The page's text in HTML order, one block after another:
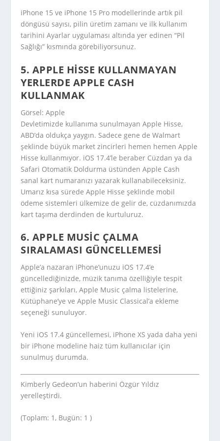
iPhone 15 ve iPhone 15 Pro modellerinde artık pil
döngüsü sayısı, pilin üretim zamanı ve ilk kullanım
tarihini Ayarlar uygulaması altında yer edinen “Pil
Sağlığı” kısmında görebiliyorsunuz.
5. APPLE HISSE KULLANMAYAN
YERLERDE APPLE CASH
KULLANMAK
Görsel: Apple
Devletimizde kullanıma sunulmayan Apple Hisse,
ABD’da oldukça yaygın. Sadece gene de Walmart
şeklinde büyük market zincirleri hemen hemen Apple
Hisse kullanmıyor. iOS 17.4’le beraber Cüzdan ya da
Safari Otomatik Doldurma üstünden Apple Cash
sanal kart numaranızı yazarak kullanabileceksiniz.
Umarız kısa sürede Apple Hisse şeklinde mobil
ödeme sistemleri ülkemize de gelir de, cüzdanımızda
kart taşıma derdinden de kurtuluruz.
6. APPLE MUSIC ÇALMA
SIRALAMASI GÜNCELLEMESI
Apple’a nazaran iPhone’unuzu iOS 17.4’e
güncellediğinizde, müzik tanıma özelliğiyle tespit
ettiğiniz şarkıları, Apple Music çalma listelerine,
Kütüphane’ye ve Apple Music Classical’a ekleme
seçeneği sunuluyor.
Yeni iOS 17.4 güncellemesi, iPhone XS yada daha yeni
bir iPhone modeline haiz tüm kullanıcılar için
sunulmuş durumda.
Kimberly Gedeon’un haberini Özgür Yıldız
yerelleştirdi.
(Toplam: 1, Bugün: 1 )